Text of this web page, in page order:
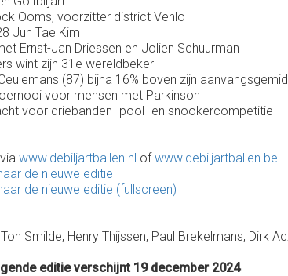
Ooms, voorzitter district Venlo
Jun Tae Kim
Ernst-Jan Driessen en Jolien Schuurman
wint zijn 31e wereldbeker
(87) bijna 16% boven zijn
voor mensen met Parkinson
voor driebanden- pool- en snookercompetitie
www.debiljartballen.nl ofwww.debiljartballen.be
de nieuwe editie
de nieuwe editie (fullscreen)
Smilde, Henry Thijssen, Paul Brekelmans, Dirk
editie verschijnt 19 december 2024